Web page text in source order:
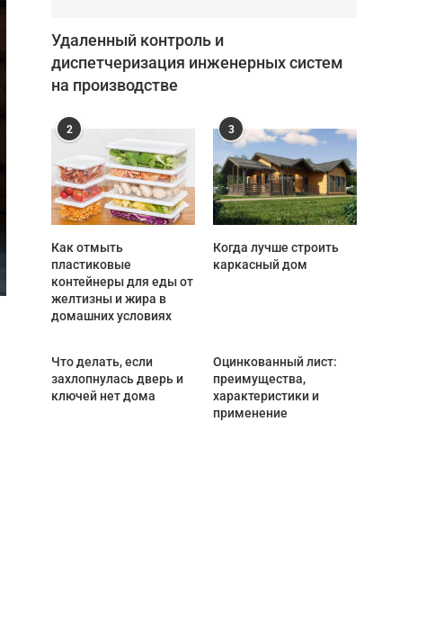
Удаленный контроль и
диспетчеризация инженерных систем
на производстве
2
Как отмыть
пластиковые
контейнеры для еды от
желтизны и жира в
домашних условиях
3
Когда лучше строить
каркасный дом
Что делать, если
захлопнулась дверь и
ключей нет дома
Оцинкованный лист:
преимущества,
характеристики и
применение